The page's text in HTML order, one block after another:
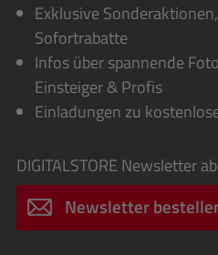
Exklusive
Sofortrabatte
Infos über spannende
Einsteiger & Profis
Einladungen zu
DIGITALSTORE Newsletter
Newsletter